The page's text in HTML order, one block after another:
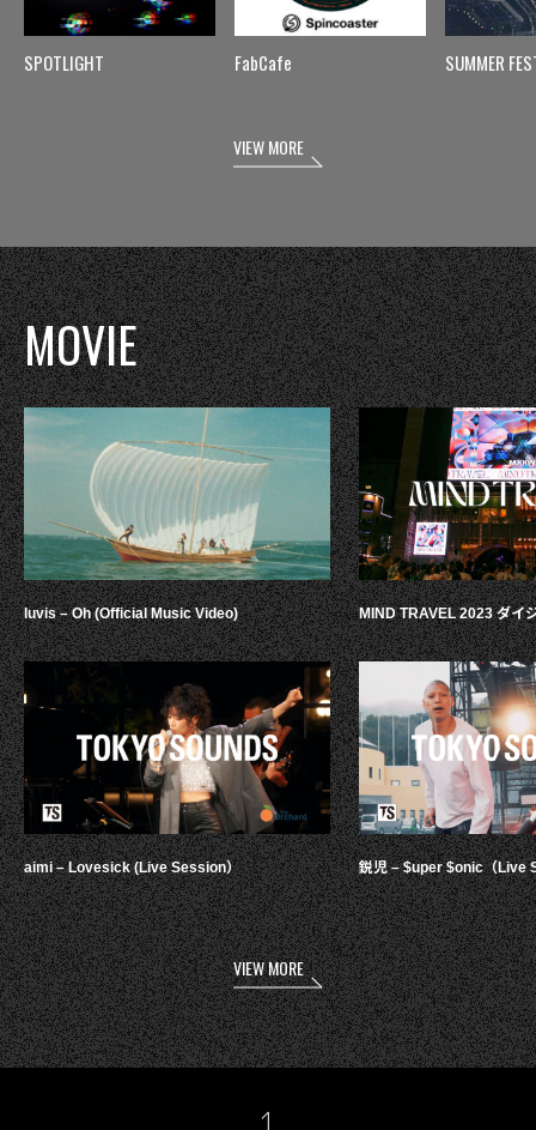
SPOTLIGHT FabCafe SUMMER
VIEW MORE
MOVIE
luvis – Oh (Official Music Video)
aimi – Lovesick (Live Session）
MIND TRAVEL 2023 ダイ
鋭児 – $uper $onic（Live
VIEW MORE